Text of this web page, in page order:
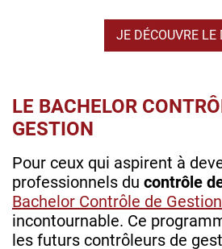
JE DÉCOUVRE LE
LE BACHELOR
GESTION
Pour ceux qui aspirent à
professionnels du contrôle
Bachelor Contrôle de Gestion
incontournable. Ce
les futurs contrôleurs de